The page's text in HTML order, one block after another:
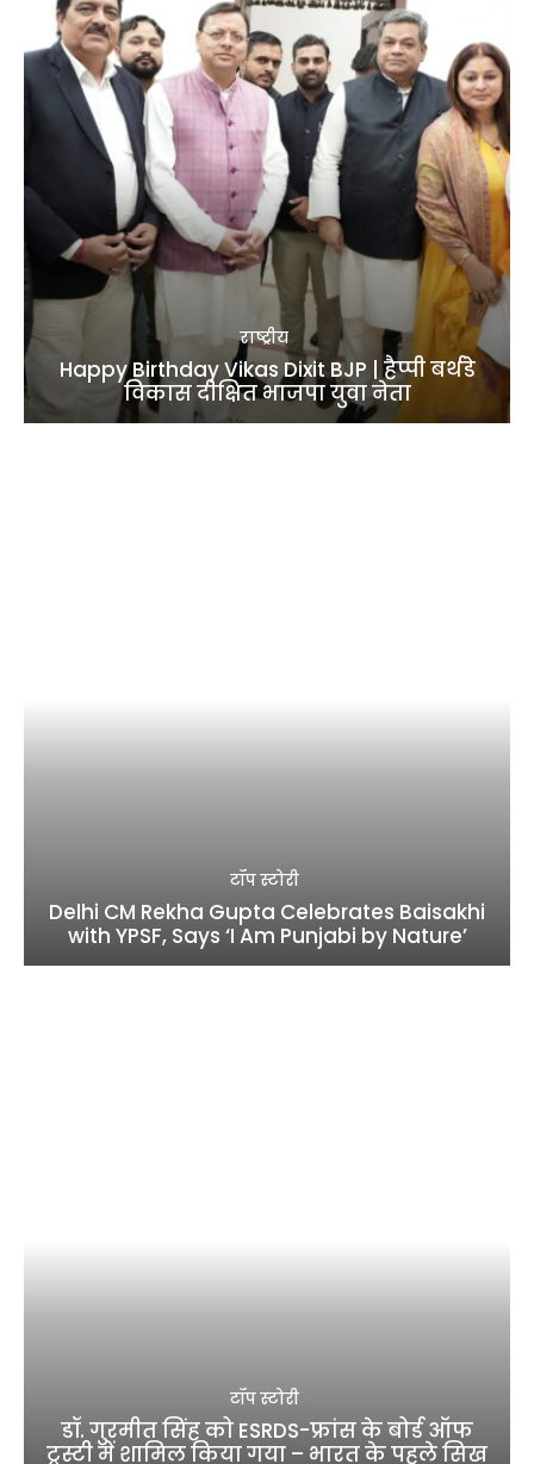
राष्ट्रीय
Happy Birthday Vikas Dixit BJP | हैप्पी बर्थडे
विकास दीक्षित भाजपा युवा नेता
टॉप स्टोरी
Delhi CM Rekha Gupta Celebrates Baisakhi
with YPSF, Says ‘I Am Punjabi by Nature’
टॉप स्टोरी
डॉ. गुरमीत सिंह को ESRDS-फ्रांस के बोर्ड ऑफ
ट्रस्टी में शामिल किया गया – भारत के पहले सिख